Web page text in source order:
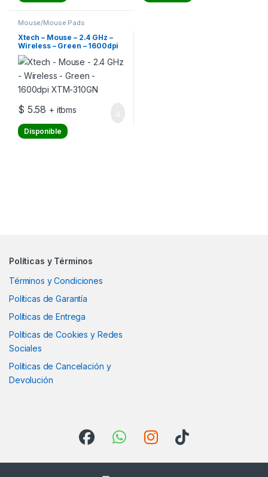
Mouse/Mouse Pads
Xtech – Mouse – 2.4 GHz –
Wireless – Green – 1600dpi
XTM-310GN
$ 5.58 + itbms
Disponible
Políticas y Términos
Términos y Condiciones
Políticas de Garantía
Políticas de Entrega
Políticas de Cookies y Redes
Sociales
Políticas de Cancelación y
Devolución